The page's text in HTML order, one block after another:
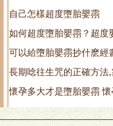
自己怎樣超度墮胎嬰霛
如何超度墮胎嬰霛？超度
可以給墮胎嬰霛抄什麽經
紙
長期唸往生咒的正確方法
生咒到底有沒有用
懷孕多大才是墮胎嬰霛 懷